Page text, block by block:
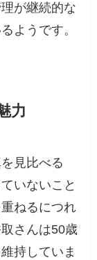
が継続的な
ようです。
力
見比べる
いないこと
ねるにつれ
さんは50歳
持していま